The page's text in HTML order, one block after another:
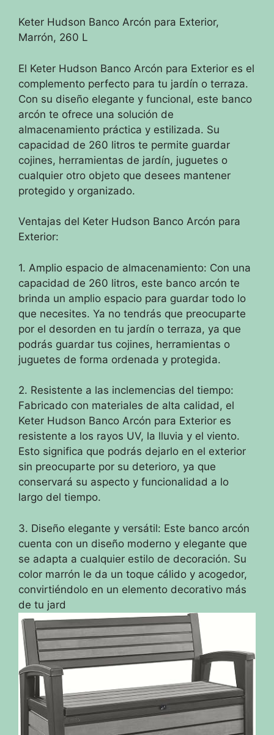
Keter Hudson Banco Arcón para Exterior,
Marrón, 260 L
El Keter Hudson Banco Arcón para Exterior es el
complemento perfecto para tu jardín o terraza.
Con su diseño elegante y funcional, este banco
arcón te ofrece una solución de
almacenamiento práctica y estilizada. Su
capacidad de 260 litros te permite guardar
cojines, herramientas de jardín, juguetes o
cualquier otro objeto que desees mantener
protegido y organizado.
Ventajas del Keter Hudson Banco Arcón para
Exterior:
1. Amplio espacio de almacenamiento: Con una
capacidad de 260 litros, este banco arcón te
brinda un amplio espacio para guardar todo lo
que necesites. Ya no tendrás que preocuparte
por el desorden en tu jardín o terraza, ya que
podrás guardar tus cojines, herramientas o
juguetes de forma ordenada y protegida.
2. Resistente a las inclemencias del tiempo:
Fabricado con materiales de alta calidad, el
Keter Hudson Banco Arcón para Exterior es
resistente a los rayos UV, la lluvia y el viento.
Esto significa que podrás dejarlo en el exterior
sin preocuparte por su deterioro, ya que
conservará su aspecto y funcionalidad a lo
largo del tiempo.
3. Diseño elegante y versátil: Este banco arcón
cuenta con un diseño moderno y elegante que
se adapta a cualquier estilo de decoración. Su
color marrón le da un toque cálido y acogedor,
convirtiéndolo en un elemento decorativo más
de tu jard